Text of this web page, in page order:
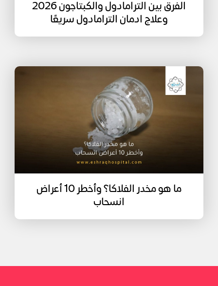
الفرق بين الترامادول والكبتاجون 2026
وعلاج ادمان الترامادول سريعًا
ما هو مخدر الفلاكا؟ وأخطر 10 أعراض
انسحاب